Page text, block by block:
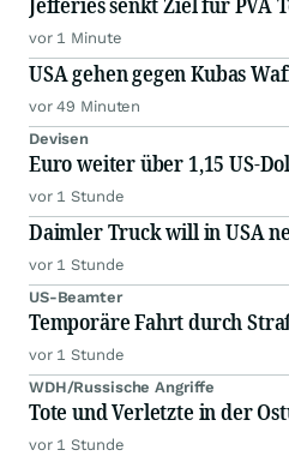
vor 1 Minute
USA gehen gegen Kubas
vor 49 Minuten
Devisen
Euro weiter über 1,15 US-
vor 1 Stunde
Daimler Truck will in USA
vor 1 Stunde
US-Beamter
Temporäre Fahrt durch
vor 1 Stunde
WDH/Russische Angriffe
Tote und Verletzte in der
vor 1 Stunde